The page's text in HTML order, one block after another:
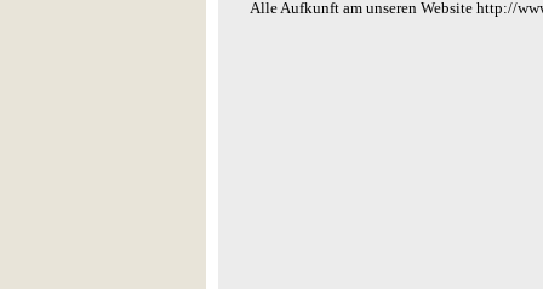
Alle Aufkunft am unseren Website http://